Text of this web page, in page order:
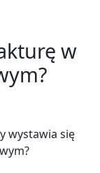
w
wystawia się